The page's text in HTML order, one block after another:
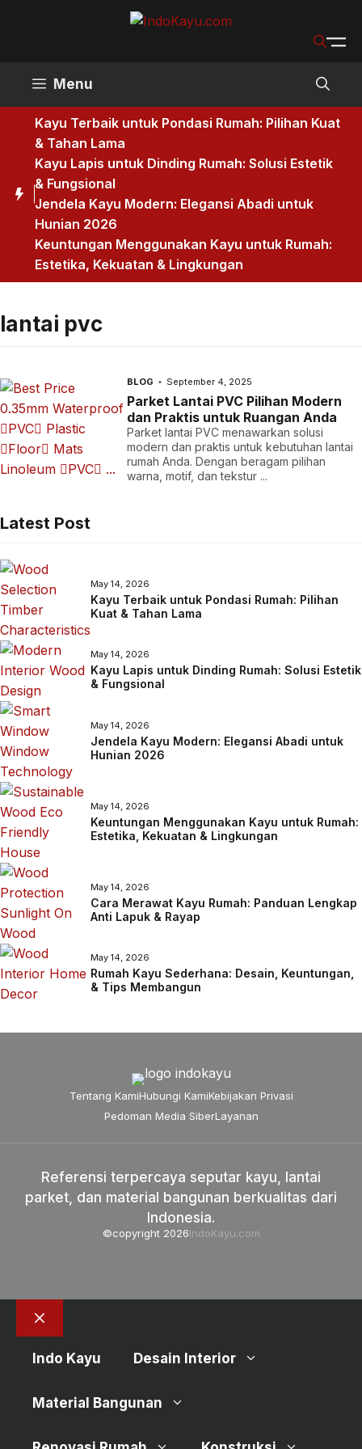
Menu
Kayu Terbaik untuk Pondasi Rumah: Pilihan Kuat
& Tahan Lama
Kayu Lapis untuk Dinding Rumah: Solusi Estetik
& Fungsional
Jendela Kayu Modern: Elegansi Abadi untuk
Hunian 2026
Keuntungan Menggunakan Kayu untuk Rumah:
Estetika, Kekuatan & Lingkungan
lantai pvc
BLOG September 4, 2025
Parket Lantai PVC Pilihan Modern
dan Praktis untuk Ruangan Anda
Parket lantai PVC menawarkan solusi
modern dan praktis untuk kebutuhan lantai
rumah Anda. Dengan beragam pilihan
warna, motif, dan tekstur ...
Latest Post
May 14, 2026
Kayu Terbaik untuk Pondasi Rumah: Pilihan
Kuat & Tahan Lama
May 14, 2026
Kayu Lapis untuk Dinding Rumah: Solusi Estetik
& Fungsional
May 14, 2026
Jendela Kayu Modern: Elegansi Abadi untuk
Hunian 2026
May 14, 2026
Keuntungan Menggunakan Kayu untuk Rumah:
Estetika, Kekuatan & Lingkungan
May 14, 2026
Cara Merawat Kayu Rumah: Panduan Lengkap
Anti Lapuk & Rayap
May 14, 2026
Rumah Kayu Sederhana: Desain, Keuntungan,
& Tips Membangun
Tentang KamiHubungi KamiKebijakan Privasi
Pedoman Media SiberLayanan
Referensi terpercaya seputar kayu, lantai
parket, dan material bangunan berkualitas dari
Indonesia.
©copyright 2026IndoKayu.com
Close
Indo Kayu
Desain Interior
Material Bangunan